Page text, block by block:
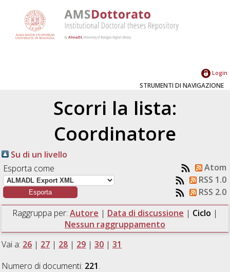
Login
STRUMENTI DI NAVIGAZIONE
Scorri la lista:
Coordinatore
Su di un livello
Esporta come
Atom
RSS 1.0
RSS 2.0
Raggruppa per: Autore | Data di discussione | Ciclo |
Nessun raggruppamento
Vai a: 26 | 27 | 28 | 29 |30 |31
Numero di documenti: 221.